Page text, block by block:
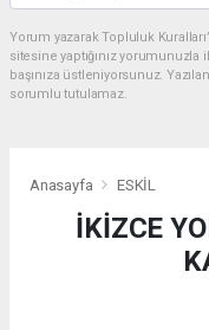
Yorum yazarak Topluluk
sitesine yaptığınız
başınıza üstleniyorsunuz.
sorumlu tutulamaz.
Anasayfa ESKİL
İKİZCE